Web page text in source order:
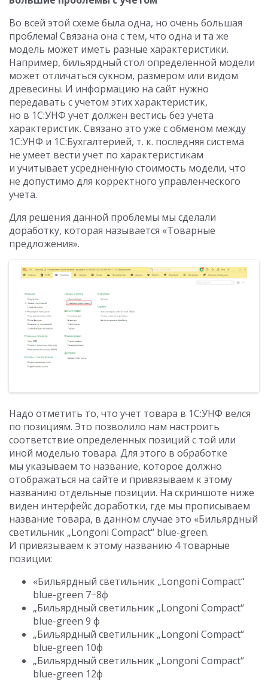
Во всей этой схеме была одна, но очень большая
проблема! Связана она с тем, что одна и та же
модель может иметь разные характеристики.
Например, бильярдный стол определенной модели
может отличаться сукном, размером или видом
древесины. И информацию на сайт нужно
передавать с учетом этих характеристик,
но в 1С:УНФ учет должен вестись без учета
характеристик. Связано это уже с обменом между
1С:УНФ и 1С:Бухгалтерией, т. к. последняя система
не умеет вести учет по характеристикам
и учитывает усредненную стоимость модели, что
не допустимо для корректного управленческого
учета.
Для решения данной проблемы мы сделали
доработку, которая называется «Товарные
предложения».
Надо отметить то, что учет товара в 1С:УНФ велся
по позициям. Это позволило нам настроить
соответствие определенных позиций с той или
иной моделью товара. Для этого в обработке
мы указываем то название, которое должно
отображаться на сайте и привязываем к этому
названию отдельные позиции. На скриншоте ниже
виден интерфейс доработки, где мы прописываем
название товара, в данном случае это «Бильярдный
светильник „Longoni Compact“ blue-green.
И привязываем к этому названию 4 товарные
позиции:
«Бильярдный светильник „Longoni Compact“
blue-green 7−8ф
„Бильярдный светильник „Longoni Compact“
blue-green 9 ф
„Бильярдный светильник „Longoni Compact“
blue-green 10ф
„Бильярдный светильник „Longoni Compact“
blue-green 12ф